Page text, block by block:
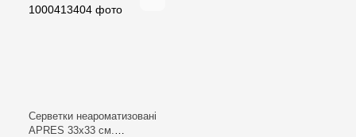
Серветки неароматизовані
APRES 33х33 см.